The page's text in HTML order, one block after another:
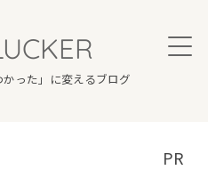
かった」に変えるブログ
